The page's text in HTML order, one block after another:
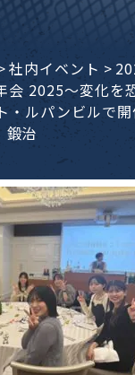
社内イベント >
2025～変化を
・ルパンビルで開
治